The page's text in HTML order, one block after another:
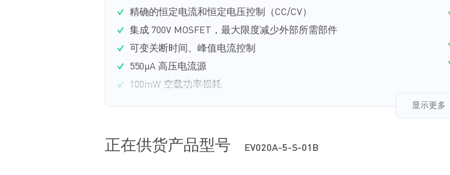
精确的恒定电流和恒定电压控制（CC/CV）
集成 700V MOSFET，最大限度减少外部所需部件
可变关断时间、峰值电流控制
550µA 高压电流源
100mW 空载功率损耗
显示更多
正在供货产品型号 EV020A-5-S-01B